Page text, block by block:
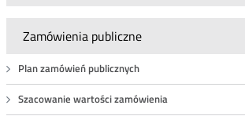
Zamówienia publiczne
Plan zamówień publicznych
Szacowanie wartości zamówienia